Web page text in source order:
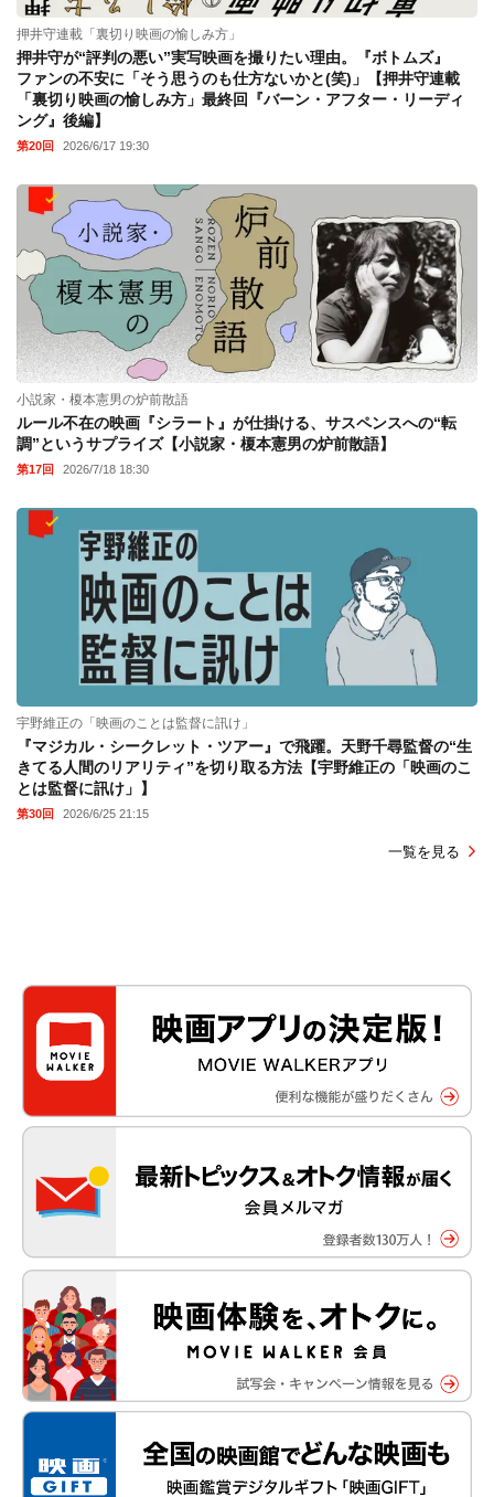
押井守連載「裏切り映画の愉しみ方」
押井守が“評判の悪い”実写映画を撮りたい理由。『ボトムズ』
ファンの不安に「そう思うのも仕方ないかと(笑)」【押井守連載
「裏切り映画の愉しみ方」最終回『バーン・アフター・リーディ
ング』後編】
第20回 2026/6/17 19:30
小説家・榎本憲男の炉前散語
ルール不在の映画『シラート』が仕掛ける、サスペンスへの“転
調”というサプライズ【小説家・榎本憲男の炉前散語】
第17回 2026/7/18 18:30
宇野維正の「映画のことは監督に訊け」
『マジカル・シークレット・ツアー』で飛躍。天野千尋監督の“生
きてる人間のリアリティ”を切り取る方法【宇野維正の「映画のこ
とは監督に訊け」】
第30回 2026/6/25 21:15
一覧を見る